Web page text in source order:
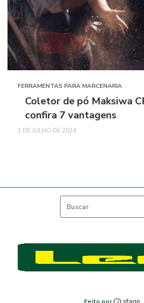
FERRAMENTAS PARA MARCENARIA
Coletor de pó Maksiwa
confira 7 vantagens
1 DE JULHO DE 2024